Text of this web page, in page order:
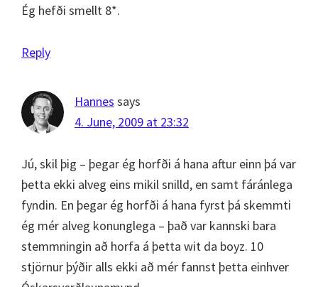
Ég hefði smellt 8*.
Reply
Hannes says
4. June, 2009 at 23:32
Jú, skil þig – þegar ég horfði á hana aftur einn þá var
þetta ekki alveg eins mikil snilld, en samt fáránlega
fyndin. En þegar ég horfði á hana fyrst þá skemmti
ég mér alveg konunglega – það var kannski bara
stemmningin að horfa á þetta wit da boyz. 10
stjörnur þýðir alls ekki að mér fannst þetta einhver